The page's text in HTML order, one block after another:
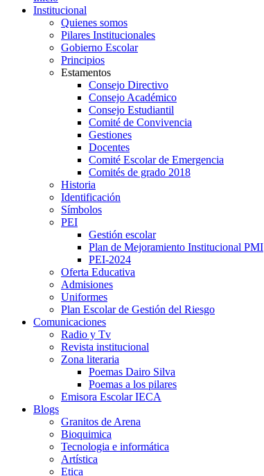
Institucional
Quienes somos
Pilares Institucionales
Gobierno Escolar
Principios
Estamentos
Consejo Directivo
Consejo Académico
Consejo Estudiantil
Comité de Convivencia
Gestiones
Docentes
Comité Escolar de Emergencia
Comités de grado 2018
Historia
Identificación
Símbolos
PEI
Gestión escolar
Plan de Mejoramiento Institucional PMI
PEI-2024
Oferta Educativa
Admisiones
Uniformes
Plan Escolar de Gestión del Riesgo
Comunicaciones
Radio y Tv
Revista institucional
Zona literaria
Poemas Dairo Silva
Poemas a los pilares
Emisora Escolar IECA
Blogs
Granitos de Arena
Bioquimica
Tecnologia e informática
Artística
Etica